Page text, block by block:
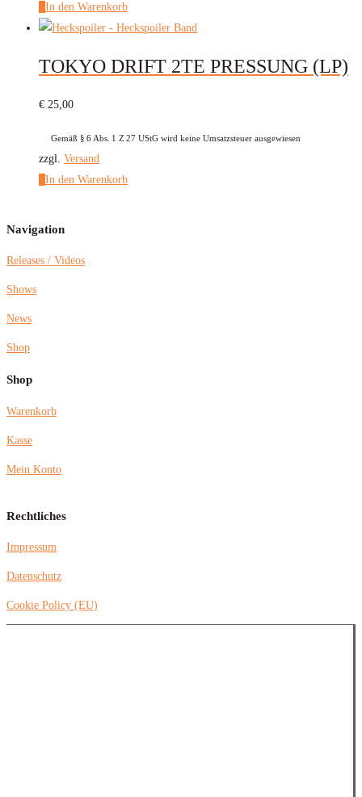
In den Warenkorb
TOKYO DRIFT 2TE PRESSUNG (LP)
€ 25,00
Gemäß § 6 Abs. 1 Z 27 UStG wird keine Umsatzsteuer ausgewiesen
zzgl. Versand
In den Warenkorb
Navigation
Releases / Videos
Shows
News
Shop
Shop
Warenkorb
Kasse
Mein Konto
Rechtliches
Impressum
Datenschutz
Cookie Policy (EU)